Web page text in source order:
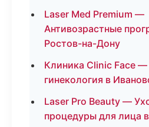
Laser Med Premium —
Антивозрастные
Ростов-на-Дону
Клиника Clinic Face —
гинекология в
Laser Pro Beauty —
процедуры для лица